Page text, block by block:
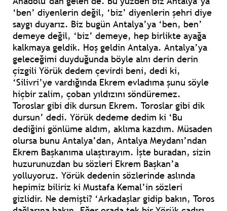
‘ben’ diyenlerin değil, ‘biz’ diyenlerin şehri diye
saygı duyarız. Biz bugün Antalya’ya ‘ben, ben’
demeye değil, ‘biz’ demeye, hep birlikte ayağa
kalkmaya geldik. Hoş geldin Antalya. Antalya’ya
geleceğimi duyduğunda böyle alnı derin derin
çizgili Yörük dedem çevirdi beni, dedi ki,
‘Silivri’ye vardığında Ekrem evladıma şunu söyle
hiçbir zalim, çoban yıldızını söndüremez.
Toroslar gibi dik dursun Ekrem. Toroslar gibi dik
dursun’ dedi. Yörük dedeme dedim ki ‘Bu
dediğini gönlüme aldım, aklıma kazdım. Müsaden
olursa bunu Antalya’dan, Antalya Meydanı’ndan
Ekrem Başkanıma ulaştırayım. İşte buradan, sizin
huzurunuzdan bu sözleri Ekrem Başkan’a
yolluyoruz. Yörük dedenin sözlerinde aslında
hepimiz biliriz ki Mustafa Kemal’in sözleri
gizlidir. Ne demişti? ‘Arkadaşlar gidip bakın, Toros